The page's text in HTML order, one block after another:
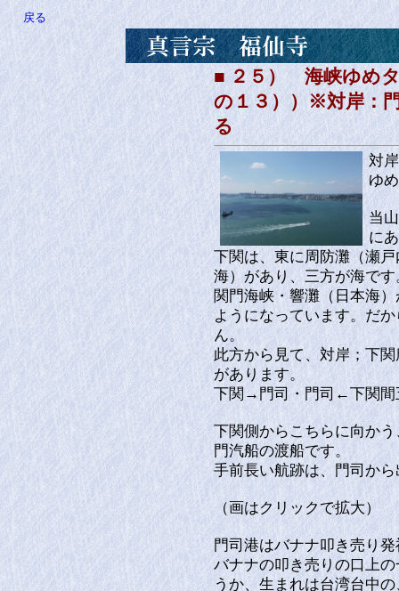
戻る
■ ２５） 海峡ゆめ
の１３））※対岸：
る
対
ゆ
当
に
下関は、東に周防灘（瀬
海）があり、三方が海です
関門海峡・響灘（日本海
ようになっています。だ
ん。
此方から見て、対岸；下
があります。
下関→門司・門司←下関間
下関側からこちらに向か
門汽船の渡船です。
手前長い航跡は、門司か
（画はクリックで拡大）
門司港はバナナ叩き売り
バナナの叩き売りの口上
うか、生まれは台湾台中